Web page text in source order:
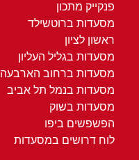
פנקייק מתכון
מסעדות ברוטשילד
ראשון לציון
מסעדות בגליל העליון
מסעדות ברחוב הארבעה
מסעדות בנמל תל אביב
מסעדות בשוק
הפשפשים ביפו
לוח דרושים במסעדות